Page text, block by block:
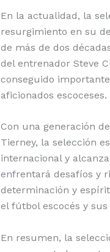
En la actualidad, la
resurgimiento en su
de más de dos
del entrenador Steve
conseguido
aficionados escoceses.
Con una generación
Tierney, la selección
internacional y
enfrentará desafíos y
determinación y
el fútbol escocés y
En resumen, la